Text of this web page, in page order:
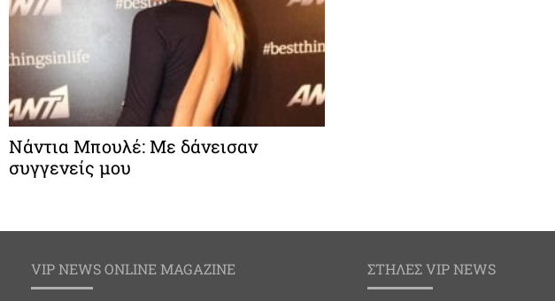
Νάντια Μπουλέ: Με δάνεισαν
συγγενείς μου
VIP NEWS ONLINE MAGAZINE ΣΤΗΛΕΣ VIP NEWS